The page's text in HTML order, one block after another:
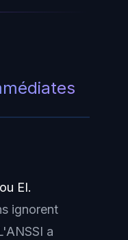
EI.
ignorent
a